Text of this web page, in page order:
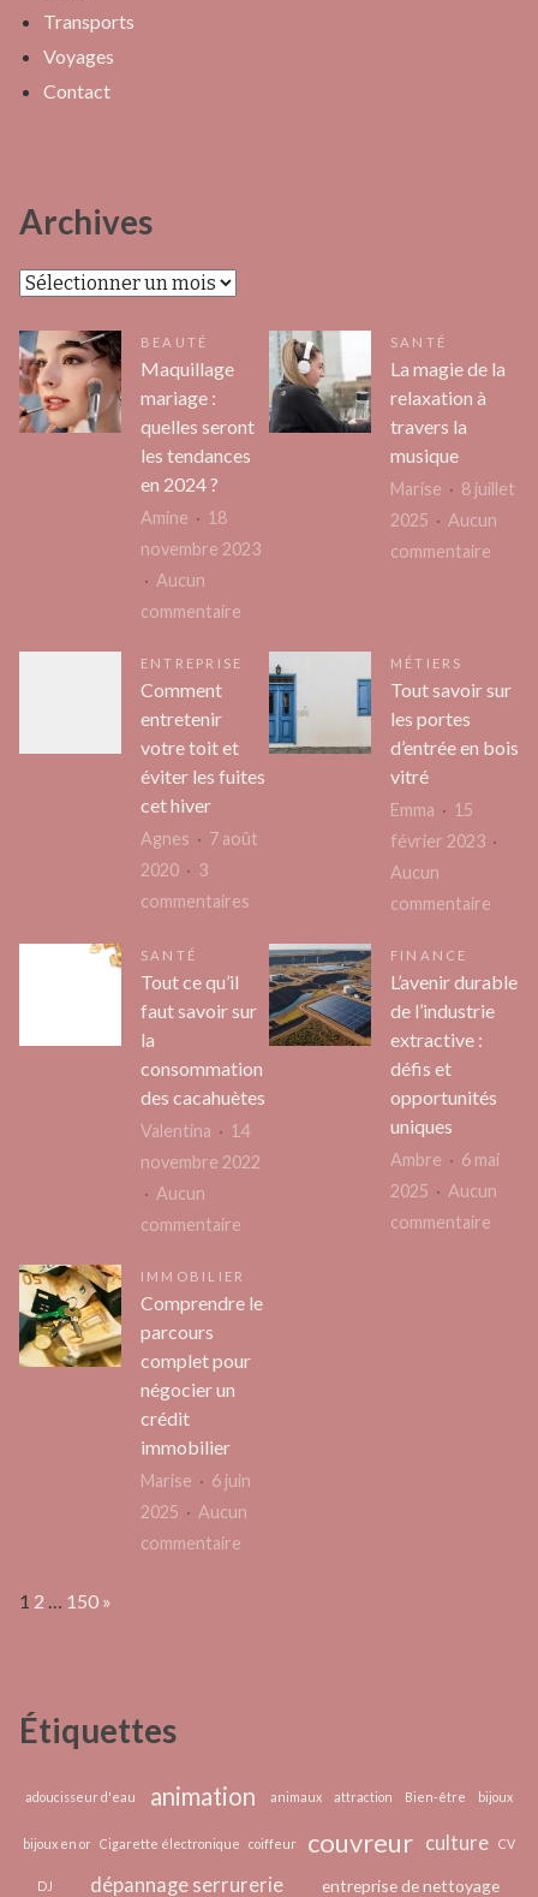
Transports
Voyages
Contact
Archives
Archives
BEAUTÉ
Maquillage
mariage :
quelles seront
les tendances
en 2024 ?
Amine
18
novembre 2023
Aucun
commentaire
mariage
quelles
seront
tendances
SANTÉ
La magie de la
relaxation à
travers la
musique
Marise
8 juillet
2025
Aucun
commentaire
ENTREPRISE
Comment
entretenir
votre toit et
éviter les fuites
cet hiver
Agnes
7 août
2020
3
commentaires
entretenir
votre
toit
MÉTIERS
Tout savoir sur
les portes
d’entrée en bois
vitré
Emma
15
février 2023
Aucun
commentaire
sur
bois
vitré
SANTÉ
Tout ce qu’il
faut savoir sur
la
consommation
des cacahuètes
Valentina
14
novembre 2022
Aucun
commentaire
ce
qu’il
consommation
des
FINANCE
L’avenir durable
de l’industrie
extractive :
défis et
opportunités
uniques
Ambre
6 mai
2025
Aucun
commentaire
IMMOBILIER
Comprendre le
parcours
complet pour
négocier un
crédit
immobilier
Marise
6 juin
2025
Aucun
commentaire
crédit
Page:
1 2 150 Next
»
Étiquettes
adoucisseur d'eau animation animaux attraction Bien-être bijoux
bijoux en or Cigarette électronique coiffeur couvreur culture CV
DJ dépannage serrurerie entreprise de nettoyage